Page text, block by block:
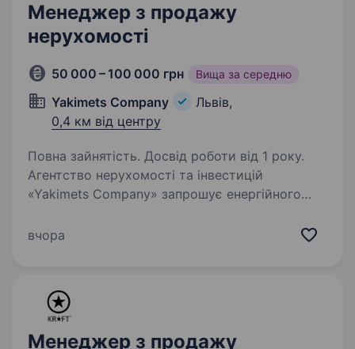
Менеджер з продажу
нерухомості
50 000 – 100 000 грн Вища за середню
Yakimets Company
Львів,
0,4 км від центру
Повна зайнятість. Досвід роботи від 1 року.
Агентство нерухомості та інвестицій
«Yakimets Company» запрошує енергійного
«Менеджер з продажу нерухомості». Команда
вчора
Менеджер з продажу